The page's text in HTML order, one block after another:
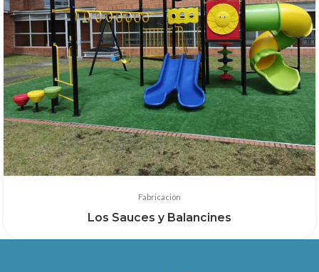
Fabricación
Los Sauces y Balancines